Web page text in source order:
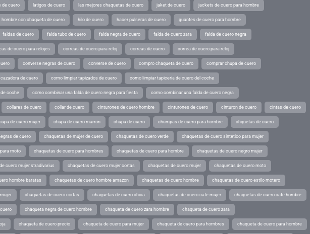
de cuero latigos de cuero las mejores chaquetas de cuero jaket de cuero jackets de cuero para hombre
hombre con chaqueta de cuero hilo de cuero hacer pulseras de cuero guantes de cuero para hombre
faldas de cuero falda tubo de cuero falda negra de cuero falda de cuero zara falda de cuero negra
de cuero para relojes correas de cuero para reloj correas de cuero correa de cuero para reloj
converse negras de cuero converse de cuero compro chaqueta de cuero comprar chupa de cuero
de cuero como limpiar tapizados de cuero como limpiar tapiceria de cuero del coche
coche como combinar una falda de cuero negra para fiesta como combinar una falda de cuero negra
collares de cuero collar de cuero cinturones de cuero hombre cinturones de cuero cinturon de cuero cintas de cuero
de cuero mujer chupa de cuero marron chupa de cuero chumpas de cuero para hombre chquetas de cuero
de cuero chaquetas de mujer de cuero chaquetas de cuero verde chaquetas de cuero sintetico para mujer
moto chaquetas de cuero para hombres chaquetas de cuero para hombre chaquetas de cuero negro mujer
cuero mujer stradivarius chaquetas de cuero mujer cortas chaquetas de cuero mujer chaquetas de cuero moto
hombre baratas chaquetas de cuero hombre amazon chaquetas de cuero hombre chaquetas de cuero estilo motero
chaquetas de cuero cortas chaquetas de cuero chica chaquetas de cuero cafe mujer chaquetas de cuero cafe hombre
chaqueta negra de cuero hombre chaqueta de cuero zara hombre chaqueta de cuero zara
chaqueta de cuero precio chaqueta de cuero para mujer chaqueta de cuero para hombres chaqueta de cuero para hombre